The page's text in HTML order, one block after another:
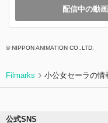
配信中の動
© NIPPON ANIMATION CO.,LTD.
Filmarks 小公女セーラの情
公式SNS